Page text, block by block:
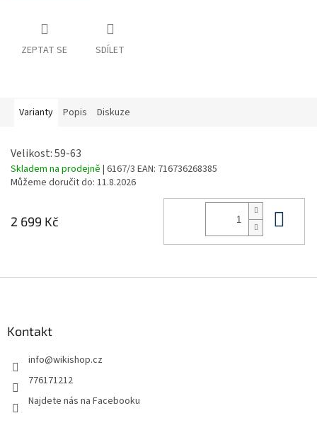
ZEPTAT SE SDÍLET
Varianty Popis Diskuze
Velikost: 59-63
Skladem na prodejně | 6167/3 EAN: 716736268385
Můžeme doručit do: 11.8.2026
2 699 Kč
Kontakt
info@wikishop.cz
776171212
Najdete nás na Facebooku